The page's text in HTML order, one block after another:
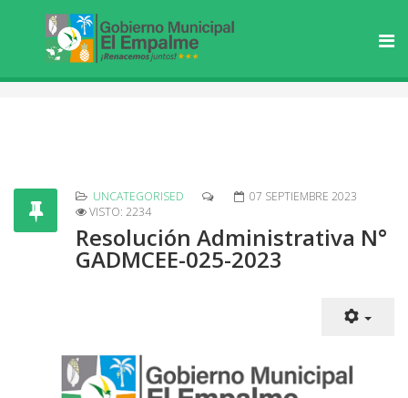
UNCATEGORISED
07 SEPTIEMBRE 2023
VISTO: 2234
Resolución Administrativa N°
GADMCEE-025-2023